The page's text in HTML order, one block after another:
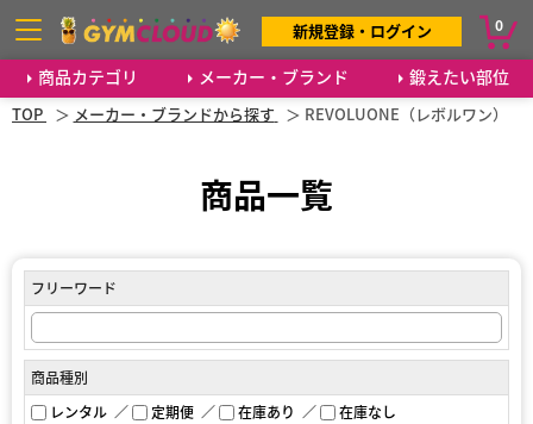
商品カテゴリ メーカー・ブランド 鍛えたい部位
新規登録・ログイン 0
TOP メーカー・ブランドから探す REVOLUONE（レボルワン）
商品一覧
フリーワード
商品種別
レンタル
定期便 在庫あり 在庫なし